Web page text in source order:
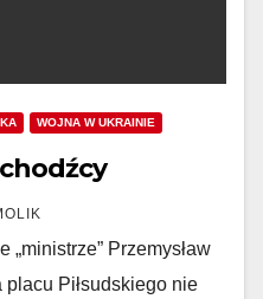
WOJNA W UKRAINIE
Przemysław
Piłsudskiego nie